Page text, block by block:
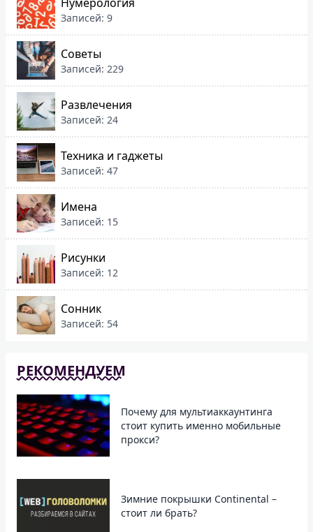
Записей: 9
Советы
Записей: 229
Развлечения
Записей: 24
Техника и гаджеты
Записей: 47
Имена
Записей: 15
Рисунки
Записей: 12
Сонник
Записей: 54
РЕКОМЕНДУЕМ
Почему для мультиаккаунтинга
стоит купить именно мобильные
прокси?
Зимние покрышки Continental –
стоит ли брать?